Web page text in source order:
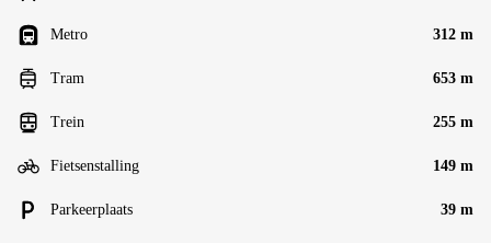
Metro 312 m
Tram 653 m
Trein 255 m
Fietsenstalling 149 m
Parkeerplaats 39 m